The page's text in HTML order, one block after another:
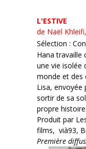
L'ESTIVE
de Naël
Sélection :
Hana travaille
une vie isolée
monde et des
Lisa, envoyée
sortir de sa
propre histoire.
Produit par
films, vià93,
Première